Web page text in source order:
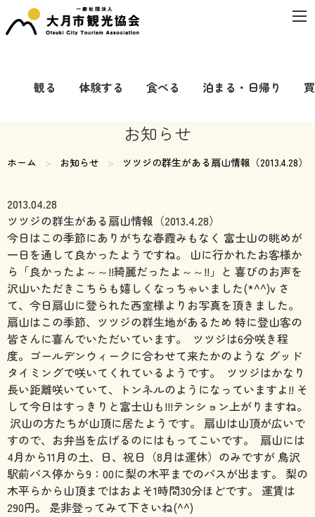
観る 体験する 食べる 泊まる・日帰り
お知らせ
ホーム お知らせ 現在のページ:
ツツジの群生がある扇山情報（2013.4.28）
2013.04.28
ツツジの群生がある扇山情報（2013.4.28）
今日はこの季節にありがちな春霞みもなく 富士山の眺めが
一日を通して良かったようですね。 山に行かれたお客様か
ら「良かったよ～～!!綺麗だったよ～～!!」と 喜びのお声を
沢山いただきこちらも嬉しくなっちゃいました(*^^)v さ
て、今日扇山に登られた西室様よりお写真を頂きました。
扇山はこの季節、ツツジの群生地があるため 特に登山客の
皆さんに喜んでいただいています。
ツツジは6分咲き程
度。ゴールデンウィークに合わせて来たかのような グッド
タイミングで咲いてくれているようです。
ツツジはかなり
長い距離咲いていて、トンネルのようになっていますよ!! そ
して今日はすっきりと富士山も!!!テンション上がりますね。
沢山の方たちが山頂に居たようです。 扇山は山頂が広いで
すので、お弁当を広げるのにはもってこいです。
扇山には
4月から11月の土、日、祝日（8月は運休）のみですが 鳥沢
駅前バス停から9：00に梨の木平までのバスが出ます。 梨の
木平らから山頂まではおよそ1時間30分ほどです。 運賃は
290円。 是非登ってみて下さいね(^^)